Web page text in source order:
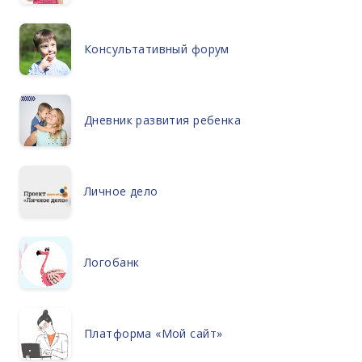
Консультативный форум
Дневник развития ребенка
Личное дело
Логобанк
Платформа «Мой сайт»